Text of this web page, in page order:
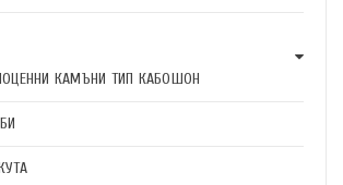
КАМЪНИ ТИП КАБОШОН